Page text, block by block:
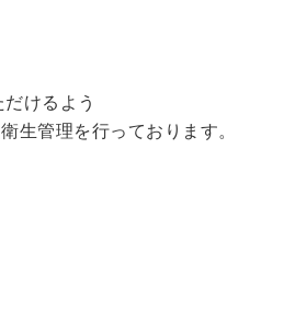
けるよう
生管理を行っております。